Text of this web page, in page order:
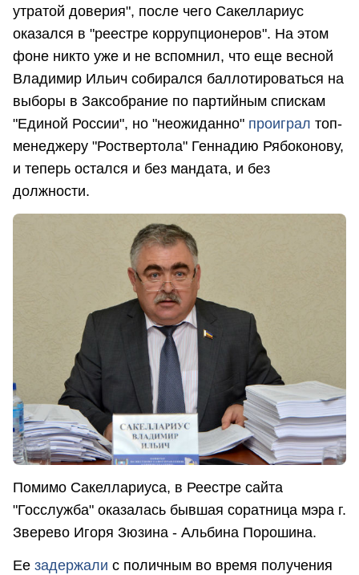
утратой доверия", после чего Сакеллариус
оказался в "реестре коррупционеров". На этом
фоне никто уже и не вспомнил, что еще весной
Владимир Ильич собирался баллотироваться на
выборы в Заксобрание по партийным спискам
"Единой России", но "неожиданно" проиграл топ-
менеджеру "Роствертола" Геннадию Рябоконову,
и теперь остался и без мандата, и без
должности.
Помимо Сакеллариуса, в Реестре сайта
"Госслужба" оказалась бывшая соратница мэра г.
Зверево Игоря Зюзина - Альбина Порошина.
Ее задержали с поличным во время получения